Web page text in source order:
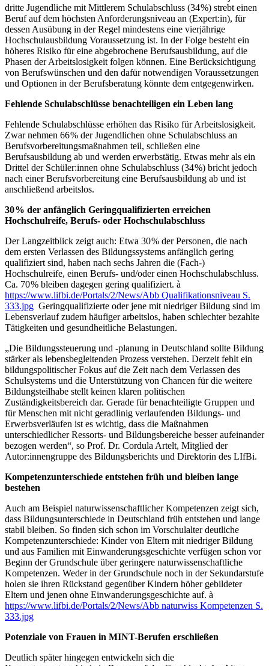
dritte Jugendliche mit Mittlerem Schulabschluss (34 %) strebt einen
Beruf auf dem höchsten Anforderungsniveau an (Expert:in), für
dessen Ausübung in der Regel mindestens eine vierjährige
Hochschulausbildung Voraussetzung ist. In der Folge besteht ein
höheres Risiko für eine abgebrochene Berufsausbildung, auf die
Phasen der Arbeitslosigkeit folgen können. Eine Berücksichtigung
von Berufswünschen und den dafür notwendigen Voraussetzungen
und Optionen in der Berufsberatung könnte dem entgegenwirken.
Fehlende Schulabschlüsse benachteiligen ein Leben lang
Fehlende Schulabschlüsse erhöhen das Risiko für Arbeitslosigkeit.
Zwar nehmen 66 % der Jugendlichen ohne Schulabschluss an
Berufsvorbereitungsmaßnahmen teil, schließen eine
Berufsausbildung ab und werden erwerbstätig. Etwas mehr als ein
Drittel der Schüler:innen ohne Schulabschluss (34 %) bricht jedoch
nach einer Berufsvorbereitung eine Berufsausbildung ab und ist
anschließend arbeitslos.
30% der anfänglich Geringqualifizierten erreichen
Hochschulreife, Berufs- oder Hochschulabschluss
Der Langzeitblick zeigt auch: Etwa 30 % der Personen, die nach
dem ersten Verlassen des Bildungssystems anfänglich gering
qualifiziert sind, haben nach sechs Jahren die (Fach-)
Hochschulreife, einen Berufs- und/oder einen Hochschulabschluss.
Ca. 70 % bleiben dagegen gering qualifiziert. à
https://www.lifbi.de/Portals/2/News/Abb Qualifikationsniveau S.
333.jpg Geringqualifizierte oder jene mit niedriger Bildung sind im
Lebensverlauf zudem häufiger arbeitslos, haben schlechter bezahlte
Tätigkeiten und gesundheitliche Belastungen.
„Die Bildungssteuerung und -planung in Deutschland sollte Bildung
stärker als lebensbegleitenden Prozess verstehen. Derzeit fehlt ein
bildungspolitischer Fokus auf die Zeit nach dem Verlassen des
Schulsystems und die Unterstützung von Chancen für die weitere
Bildungsteilhabe stellt keinen klaren politischen
Zuständigkeitsbereich dar. Gerade fürbenachteiligte Gruppen und
für Menschen mit nicht geradlinig verlaufenden Bildungs- und
Erwerbsverläufen ist es wichtig, dass die Maßnahmen
unterschiedlicher Ressorts- und Bildungsbereiche besser aufeinander
bezogen werden“, so Prof. Dr. Cordula Artelt, Mitglied der
Autor:innengruppe des Bildungsberichts und Direktorin des LIfBi.
Kompetenzunterschiede entstehen früh und bleiben lange
bestehen
Auch am Beispiel naturwissenschaftlicher Kompetenzen zeigt sich,
dass Bildungsunterschiede in Deutschland früh entstehen und lange
stabil bleiben. So finden sich schon im Vorschulalter deutliche
Kompetenzunterschiede: Kinder von Eltern mit niedriger Bildung
und aus Familien mit Einwanderungsgeschichte verfügen schon vor
Beginn der Grundschule über geringere naturwissenschaftliche
Kompetenzen. Weder in der Grundschule noch in der Sekundarstufe
holen sie ihren Rückstand gegenüber Kindern höher gebildeter
Eltern und jenen ohne Einwanderungsgeschichte auf. à
https://www.lifbi.de/Portals/2/News/Abb naturwiss Kompetenzen S.
333.jpg
Potenziale von Frauen in MINT-Berufen erschließen
Deutlich später hingegen entwickeln sich die